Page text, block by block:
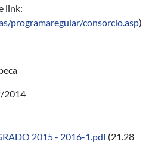
link:
programaregular/consorcio.asp)
2014
2015 - 2016-1.pdf (21.28